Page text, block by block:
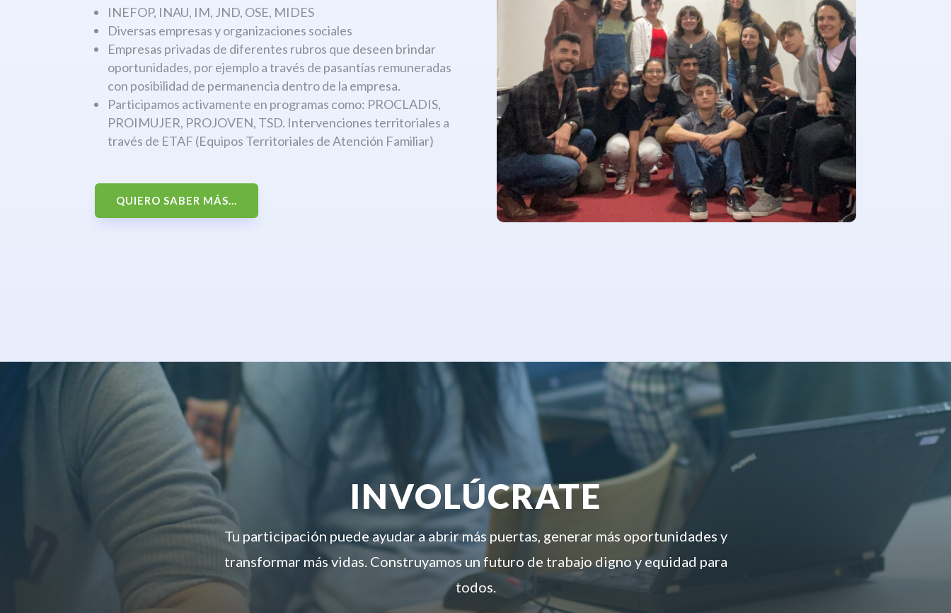
INEFOP, INAU, IM, JND, OSE, MIDES
Diversas empresas y organizaciones sociales
Empresas privadas de diferentes rubros que deseen brindar
oportunidades, por ejemplo a través de pasantías remuneradas
con posibilidad de permanencia dentro de la empresa.
Participamos activamente en programas como: PROCLADIS,
PROIMUJER, PROJOVEN, TSD. Intervenciones territoriales a
través de ETAF (Equipos Territoriales de Atención Familiar)
QUIERO SABER MÁS...
INVOLÚCRATE
Tu participación puede ayudar a abrir más puertas, generar más oportunidades y
transformar más vidas. Construyamos un futuro de trabajo digno y equidad para
todos.